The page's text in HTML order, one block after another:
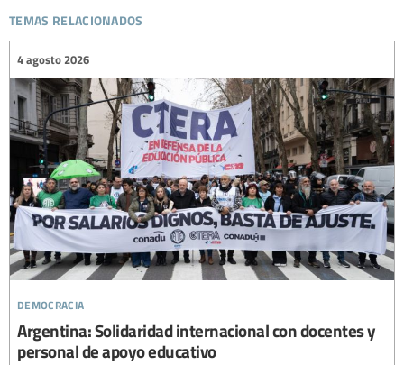
temas relacionados
democracia
4 agosto 2026
Argentina: Solidaridad internacional con docentes y
personal de apoyo educativo